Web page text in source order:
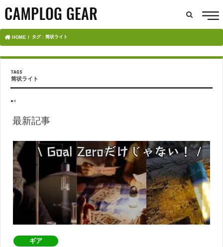
HOME タグ : 筒状ライト
筒状ライト
●×
最新記事
ギア